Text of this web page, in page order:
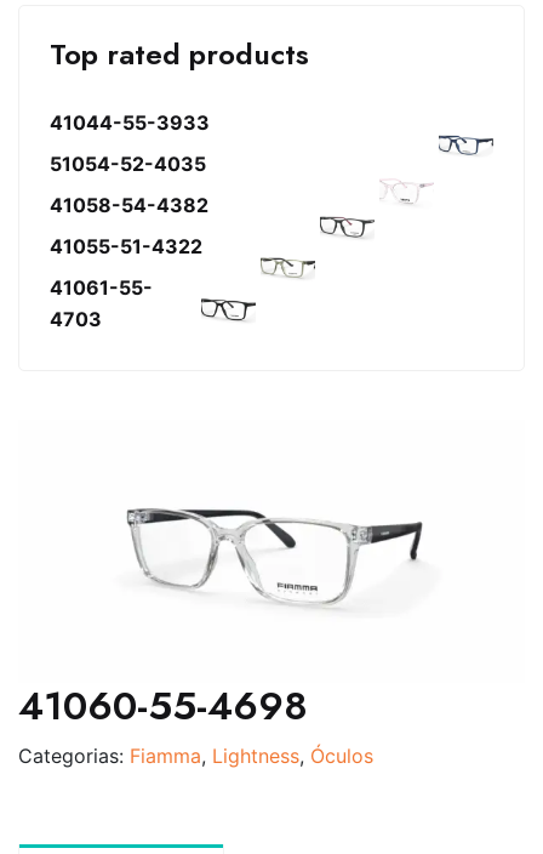
Top rated products
41044-55-3933
51054-52-4035
41058-54-4382
41055-51-4322
41061-55-
4703
41060-55-4698
Categorias: Fiamma, Lightness, Óculos